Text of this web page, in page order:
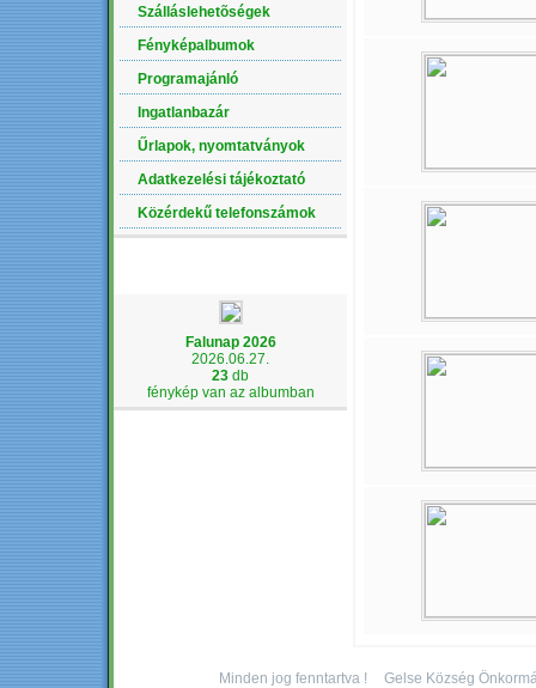
Szálláslehetõségek
Fényképalbumok
Programajánló
Ingatlanbazár
Űrlapok, nyomtatványok
Adatkezelési tájékoztató
Közérdekű telefonszámok
Falunap 2026
2026.06.27.
23 db
fénykép van az albumban
Minden jog fenntartva ! Gelse Község